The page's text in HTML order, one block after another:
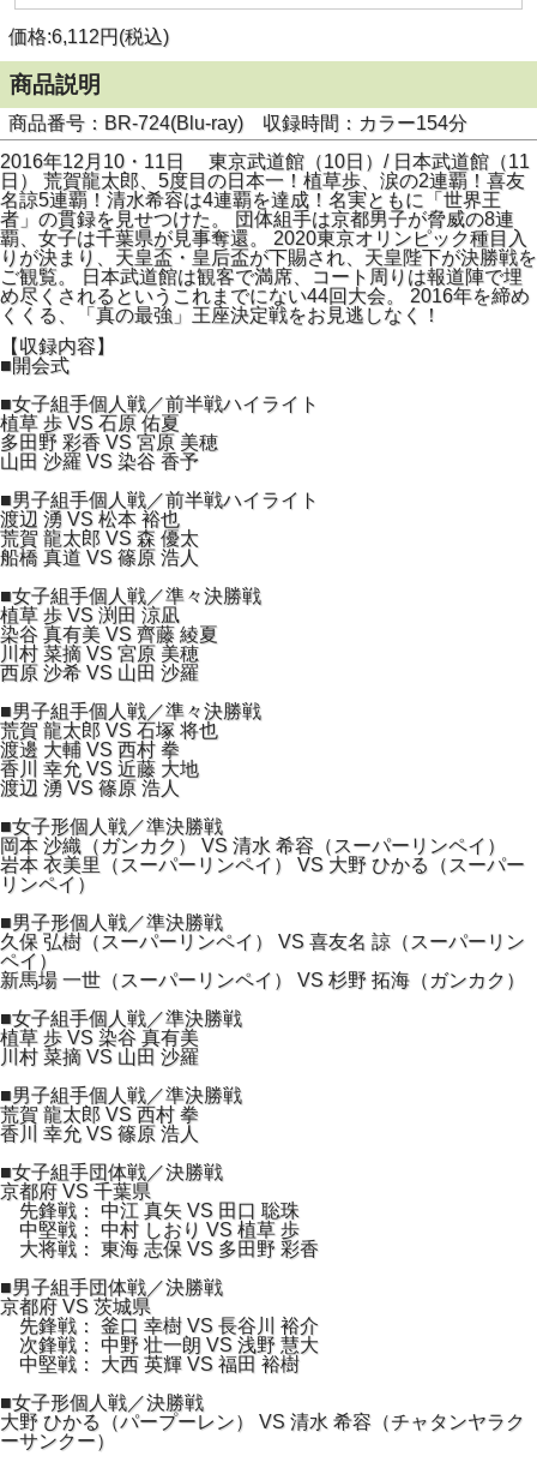
価格:6,112円(税込)
商品説明
商品番号：BR-724(Blu-ray) 収録時間：カラー154分
2016年12月10・11日 東京武道館（10日）/ 日本武道館（11
日） 荒賀龍太郎、5度目の日本一！植草歩、涙の2連覇！喜友
名諒5連覇！清水希容は4連覇を達成！名実ともに「世界王
者」の貫録を見せつけた。 団体組手は京都男子が脅威の8連
覇、女子は千葉県が見事奪還。 2020東京オリンピック種目入
りが決まり、天皇盃・皇后盃が下賜され、天皇陛下が決勝戦を
ご観覧。 日本武道館は観客で満席、コート周りは報道陣で埋
め尽くされるというこれまでにない44回大会。 2016年を締め
くくる、「真の最強」王座決定戦をお見逃しなく！
【収録内容】
■開会式
■女子組手個人戦／前半戦ハイライト
植草 歩 VS 石原 佑夏
多田野 彩香 VS 宮原 美穂
山田 沙羅 VS 染谷 香予
■男子組手個人戦／前半戦ハイライト
渡辺 湧 VS 松本 裕也
荒賀 龍太郎 VS 森 優太
船橋 真道 VS 篠原 浩人
■女子組手個人戦／準々決勝戦
植草 歩 VS 渕田 涼凪
染谷 真有美 VS 齊藤 綾夏
川村 菜摘 VS 宮原 美穂
西原 沙希 VS 山田 沙羅
■男子組手個人戦／準々決勝戦
荒賀 龍太郎 VS 石塚 将也
渡邊 大輔 VS 西村 拳
香川 幸允 VS 近藤 大地
渡辺 湧 VS 篠原 浩人
■女子形個人戦／準決勝戦
岡本 沙織（ガンカク） VS 清水 希容（スーパーリンペイ）
岩本 衣美里（スーパーリンペイ） VS 大野 ひかる（スーパー
リンペイ）
■男子形個人戦／準決勝戦
久保 弘樹（スーパーリンペイ） VS 喜友名 諒（スーパーリン
ペイ）
新馬場 一世（スーパーリンペイ） VS 杉野 拓海（ガンカク）
■女子組手個人戦／準決勝戦
植草 歩 VS 染谷 真有美
川村 菜摘 VS 山田 沙羅
■男子組手個人戦／準決勝戦
荒賀 龍太郎 VS 西村 拳
香川 幸允 VS 篠原 浩人
■女子組手団体戦／決勝戦
京都府 VS 千葉県
先鋒戦： 中江 真矢 VS 田口 聡珠
中堅戦： 中村 しおり VS 植草 歩
大将戦： 東海 志保 VS 多田野 彩香
■男子組手団体戦／決勝戦
京都府 VS 茨城県
先鋒戦： 釜口 幸樹 VS 長谷川 裕介
次鋒戦： 中野 壮一朗 VS 浅野 慧大
中堅戦： 大西 英輝 VS 福田 裕樹
■女子形個人戦／決勝戦
大野 ひかる（パープーレン） VS 清水 希容（チャタンヤラク
ーサンクー）